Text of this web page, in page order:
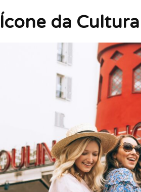
da